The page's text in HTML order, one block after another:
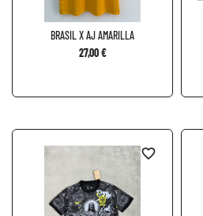
BRASIL X AJ AMARILLA
27,00 €
favorite_border